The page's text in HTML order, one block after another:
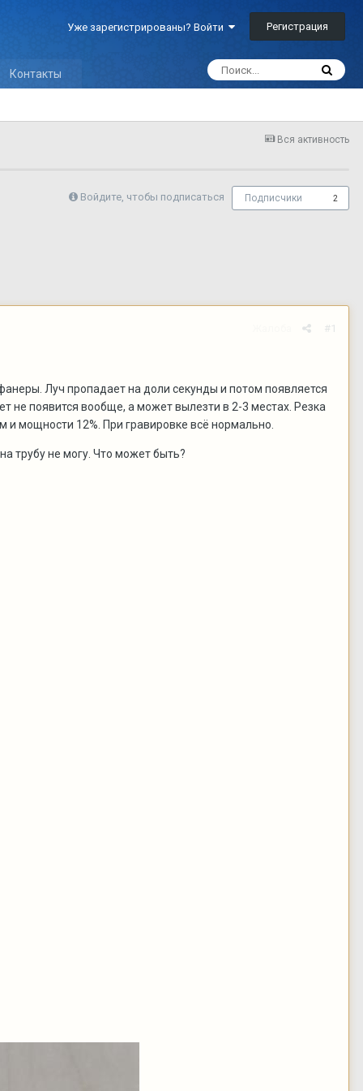
Уже зарегистрированы? Войти Регистрация
Контакты
Вся активность
Войдите, чтобы подписаться Подписчики 2
#1
Луч пропадает на доли секунды и потом появляется
не появится вообще, а может вылезти в 2-3 местах. Резка
мощности 12%. При гравировке всё нормально.
трубу не могу. Что может быть?